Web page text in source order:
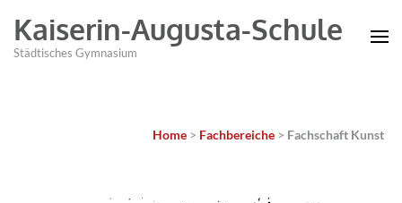
Kaiserin-Augusta-Schule
Städtisches Gymnasium
Home > Fachbereiche > Fachschaft Kunst